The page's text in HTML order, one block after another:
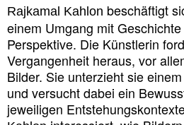
Rajkamal Kahlon beschäftigt
einem Umgang mit
Perspektive. Die Künstlerin
Vergangenheit heraus, vor
Bilder. Sie unterzieht sie
und versucht dabei ein
jeweiligen